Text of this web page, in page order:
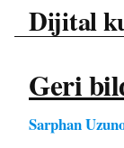
Dijital
Geri
Sarphan